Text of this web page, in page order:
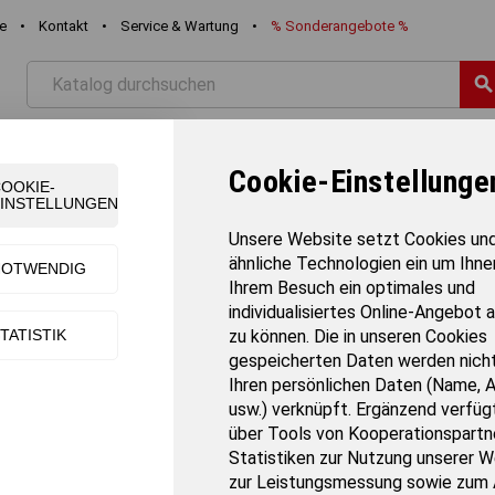
Cookie-
Unsere Website setzt Cookies
ähnliche Technologien ein um
Ihrem Besuch ein optimales und
individualisiertes Online-Angebot
zu können. Die in unseren Cookies
gespeicherten Daten werden
Ihren persönlichen Daten (Name,
usw.) verknüpft. Ergänzend
über Tools von
Statistiken zur Nutzung unserer
zur Leistungsmessung sowie zum
• Kontakt • Service & Wartung • % Sonderangebote %
search
Bodenbeläge
Bodenbeläge
vor Schäden des Bodens dienen dieStemmböden beimGewichtheben.
Hobby- oder Spitzensport.
Sortiert nach: